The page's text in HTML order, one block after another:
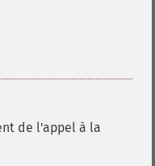
de l'appel à la